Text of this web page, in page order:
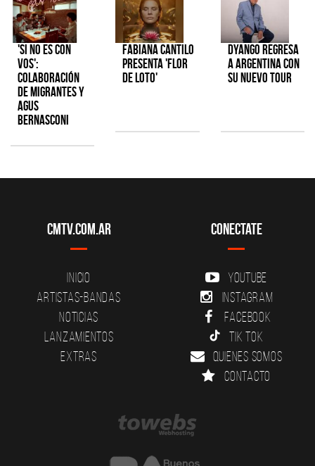
'Si No Es Con
Vos':
colaboración
de Migrantes y
Agus
Bernasconi
Fabiana Cantilo
presenta 'Flor
de Loto'
Dyango regresa
a Argentina con
su nuevo tour
CMTV.com.ar
Inicio
Artistas-Bandas
Noticias
Lanzamientos
Extras
Conectate
YouTube
Instagram
Facebook
Tik Tok
Quienes somos
Contacto